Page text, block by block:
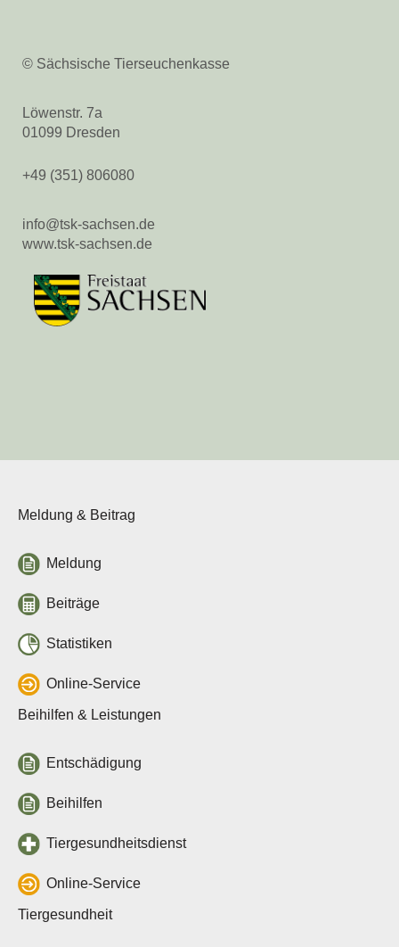
© Sächsische Tierseuchenkasse
Löwenstr. 7a
01099 Dresden
+49 (351) 806080
info@tsk-sachsen.de
www.tsk-sachsen.de
Meldung & Beitrag
Meldung
Beiträge
Statistiken
Online-Service
Beihilfen & Leistungen
Entschädigung
Beihilfen
Tiergesundheitsdienst
Online-Service
Tiergesundheit